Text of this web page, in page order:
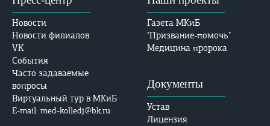
Новости
Новости филиалов
VK
События
Часто задаваемые
вопросы
Виртуальный тур в МКиБ
E-mail: med-kolledj@bk.ru
Газета МКиБ
"Призвание-помочь"
Медицина пророка
Документы
Устав
Лицензия